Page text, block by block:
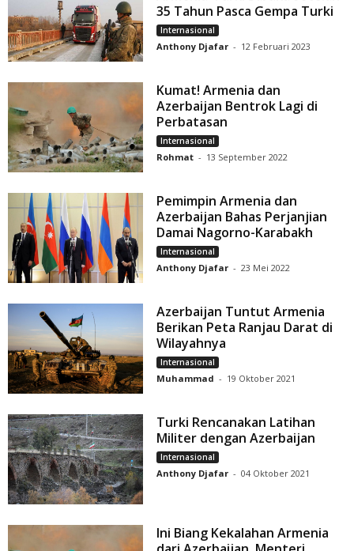
35 Tahun Pasca Gempa Turki
Internasional
Anthony Djafar - 12 Februari 2023
Kumat! Armenia dan
Azerbaijan Bentrok Lagi di
Perbatasan
Internasional
Rohmat - 13 September 2022
Pemimpin Armenia dan
Azerbaijan Bahas Perjanjian
Damai Nagorno-Karabakh
Internasional
Anthony Djafar - 23 Mei 2022
Azerbaijan Tuntut Armenia
Berikan Peta Ranjau Darat di
Wilayahnya
Internasional
Muhammad - 19 Oktober 2021
Turki Rencanakan Latihan
Militer dengan Azerbaijan
Internasional
Anthony Djafar - 04 Oktober 2021
Ini Biang Kekalahan Armenia